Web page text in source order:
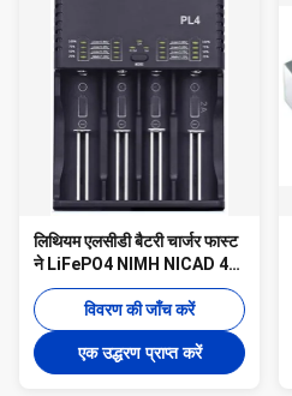
लिथियम एलसीडी बैटरी चार्जर फास्ट
ने LiFePO4 NIMH NICAD 4
स्लॉट ABS मटीरियल को सील कर
दिया
विवरण की जाँच करें
एक उद्धरण प्राप्त करें